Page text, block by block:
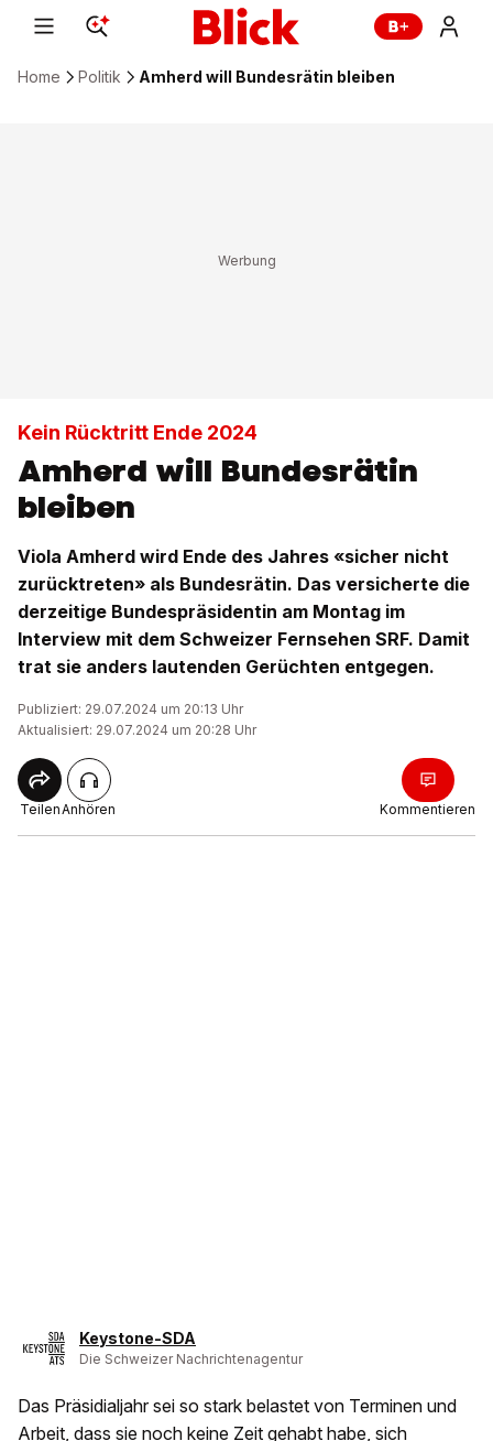
Home Politik Amherd will Bundesrätin bleiben
Kein Rücktritt Ende 2024
Amherd will Bundesrätin
bleiben
Viola Amherd wird Ende des Jahres «sicher nicht
zurücktreten» als Bundesrätin. Das versicherte die
derzeitige Bundespräsidentin am Montag im
Interview mit dem Schweizer Fernsehen SRF. Damit
trat sie anders lautenden Gerüchten entgegen.
Publiziert: 29.07.2024 um 20:13 Uhr
Aktualisiert: 29.07.2024 um 20:28 Uhr
TeilenAnhören Kommentieren
Keystone-SDA
Die Schweizer Nachrichtenagentur
Das Präsidialjahr sei so stark belastet von Terminen und
Arbeit, dass sie noch keine Zeit gehabt habe, sich